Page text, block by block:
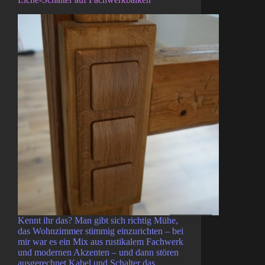
Kennt ihr das? Man gibt sich richtig Mühe,
das Wohnzimmer stimmig einzurichten – bei
mir war es ein Mix aus rustikalem Fachwerk
und modernen Akzenten – und dann stören